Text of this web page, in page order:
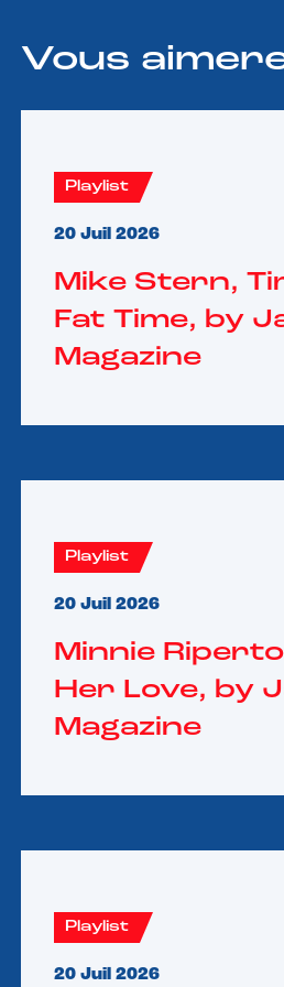
Vous
Playlist
20 Juil 2026
Mike Stern,
Fat Time, by
Magazine
Playlist
20 Juil 2026
Minnie
Her Love, by
Magazine
Playlist
20 Juil 2026